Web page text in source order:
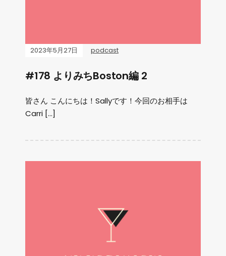
2023年5月27日 podcast
#178 よりみちBoston編 2
皆さん こんにちは！Sallyです！今回のお相手は
Carri […]